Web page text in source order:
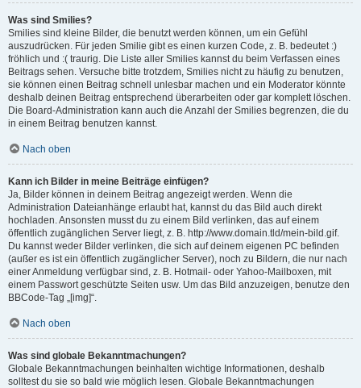
Was sind Smilies?
Smilies sind kleine Bilder, die benutzt werden können, um ein Gefühl
auszudrücken. Für jeden Smilie gibt es einen kurzen Code, z. B. bedeutet :)
fröhlich und :( traurig. Die Liste aller Smilies kannst du beim Verfassen eines
Beitrags sehen. Versuche bitte trotzdem, Smilies nicht zu häufig zu benutzen,
sie können einen Beitrag schnell unlesbar machen und ein Moderator könnte
deshalb deinen Beitrag entsprechend überarbeiten oder gar komplett löschen.
Die Board-Administration kann auch die Anzahl der Smilies begrenzen, die du
in einem Beitrag benutzen kannst.
Nach oben
Kann ich Bilder in meine Beiträge einfügen?
Ja, Bilder können in deinem Beitrag angezeigt werden. Wenn die
Administration Dateianhänge erlaubt hat, kannst du das Bild auch direkt
hochladen. Ansonsten musst du zu einem Bild verlinken, das auf einem
öffentlich zugänglichen Server liegt, z. B. http://www.domain.tld/mein-bild.gif.
Du kannst weder Bilder verlinken, die sich auf deinem eigenen PC befinden
(außer es ist ein öffentlich zugänglicher Server), noch zu Bildern, die nur nach
einer Anmeldung verfügbar sind, z. B. Hotmail- oder Yahoo-Mailboxen, mit
einem Passwort geschützte Seiten usw. Um das Bild anzuzeigen, benutze den
BBCode-Tag „[img]“.
Nach oben
Was sind globale Bekanntmachungen?
Globale Bekanntmachungen beinhalten wichtige Informationen, deshalb
solltest du sie so bald wie möglich lesen. Globale Bekanntmachungen